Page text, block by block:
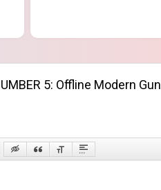
5: Offline Modern Gun